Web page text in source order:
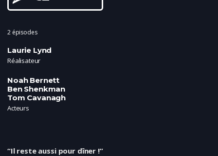
2 épisodes
Laurie Lynd
Réalisateur
Noah Bernett
Ben Shenkman
Tom Cavanagh
Acteurs
“Il reste aussi pour dîner !”